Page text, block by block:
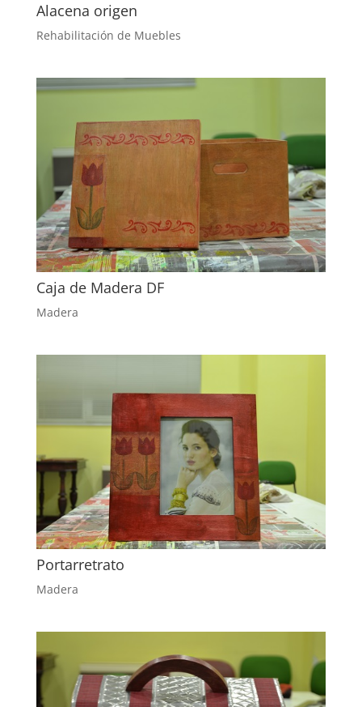
Alacena origen
Rehabilitación de Muebles
Caja de Madera DF
Madera
Portarretrato
Madera